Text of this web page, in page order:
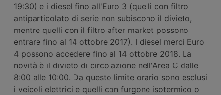
19:30) e i diesel fino all'Euro 3 (quelli con filtro
antiparticolato di serie non subiscono il divieto,
mentre quelli con il filtro after market possono
entrare fino al 14 ottobre 2017). I diesel merci Euro
4 possono accedere fino al 14 ottobre 2018. La
novità è il divieto di circolazione nell'Area C dalle
8:00 alle 10:00. Da questo limite orario sono esclusi
i veicoli elettrici e quelli con furgone isotermico o